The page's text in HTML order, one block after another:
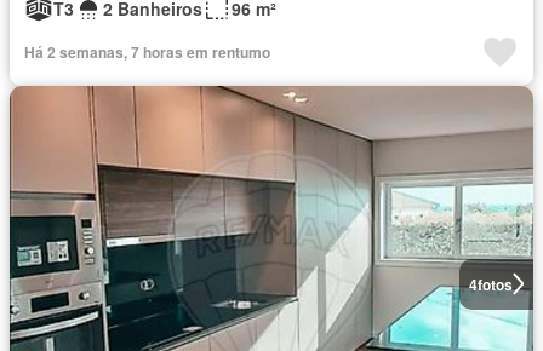
T3 2 Banheiros 96 m²
Há 2 semanas, 7 horas em rentumo
4fotos